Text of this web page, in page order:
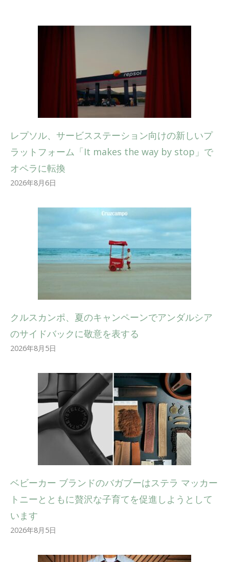
レプソル、サービスステーション向けの新しいプ
ラットフォーム「It makes the way by stop」で
オペラに転換
2026年8月6日
クルスカンポ、夏のキャンペーンでアンダルシア
のサイドバックに敬意を表する
2026年8月5日
ベビーカー ブランドのバガブーはステラ マッカー
トニーとともに贅沢な子育てを促進しようとして
います
2026年8月5日